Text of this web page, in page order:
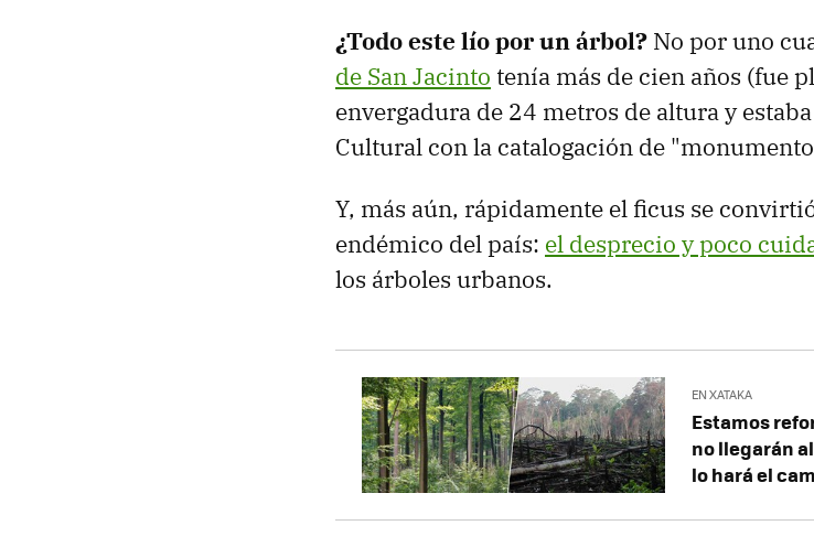
¿Todo este lío por un árbol? No por uno
de San Jacinto tenía más de cien años (fue
envergadura de 24 metros de altura y
Cultural con la catalogación de
Y, más aún, rápidamente el ficus se
endémico del país: el desprecio y poco
los árboles urbanos.
EN XATAKA
Estamos
no llegarán
lo hará el